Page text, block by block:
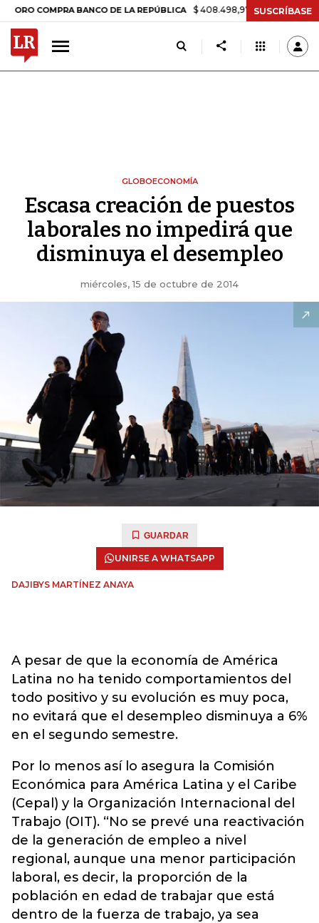
BANCO DE LA REPÚBLICA $ 408.498,97 +$ 8.753,81 +2,19%
SUSCRÍBASE
GLOBOECONOMÍA
Escasa creación de puestos
laborales no impedirá que
disminuya el desempleo
miércoles, 15 de octubre de 2014
GUARDAR
UNIRSE A WHATSAPP
DAJIBYS MARTÍNEZ ANAYA
A pesar de que la economía de América
Latina no ha tenido comportamientos del
todo positivo y su evolución es muy poca,
no evitará que el desempleo disminuya a 6%
en el segundo semestre.
Por lo menos así lo asegura la Comisión
Económica para América Latina y el Caribe
(Cepal) y la Organización Internacional del
Trabajo (OIT). “No se prevé una reactivación
de la generación de empleo a nivel
regional, aunque una menor participación
laboral, es decir, la proporción de la
población en edad de trabajar que está
dentro de la fuerza de trabajo, ya sea